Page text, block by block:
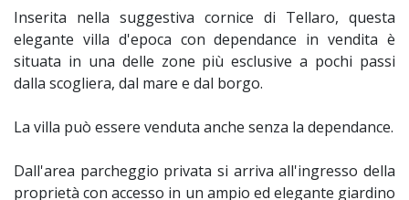
Inserita nella suggestiva cornice di Tellaro, questa
elegante villa d'epoca con dependance in vendita è
situata in una delle zone più esclusive a pochi passi
dalla scogliera, dal mare e dal borgo.
La villa può essere venduta anche senza la dependance.
Dall'area parcheggio privata si arriva all'ingresso della
proprietà con accesso in un ampio ed elegante giardino